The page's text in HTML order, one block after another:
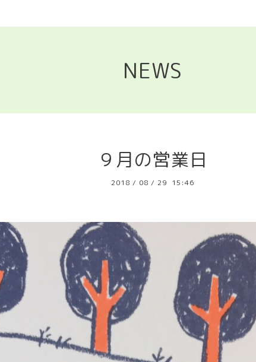
NEWS
９月の営業日
2018 / 08 / 29 15:46